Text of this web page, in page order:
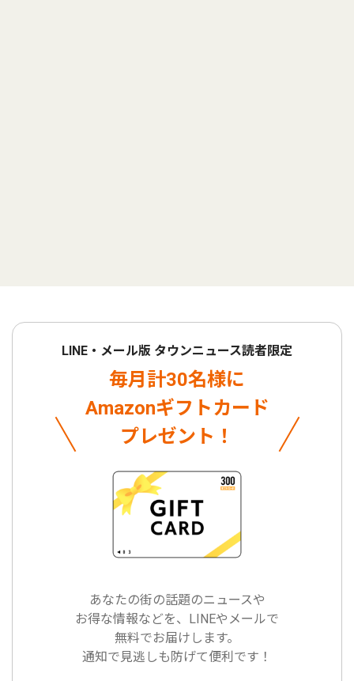
LINE・メール版 タウンニュース読者限定
毎月計30名様に
Amazonギフトカード
プレゼント！
あなたの街の話題のニュースや
お得な情報などを、LINEやメールで
無料でお届けします。
通知で見逃しも防げて便利です！